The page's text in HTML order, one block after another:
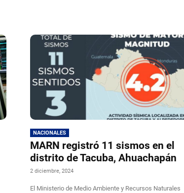
NACIONALES
MARN registró 11 sismos en el
distrito de Tacuba, Ahuachapán
2 diciembre, 2024
El Ministerio de Medio Ambiente y Recursos Naturales